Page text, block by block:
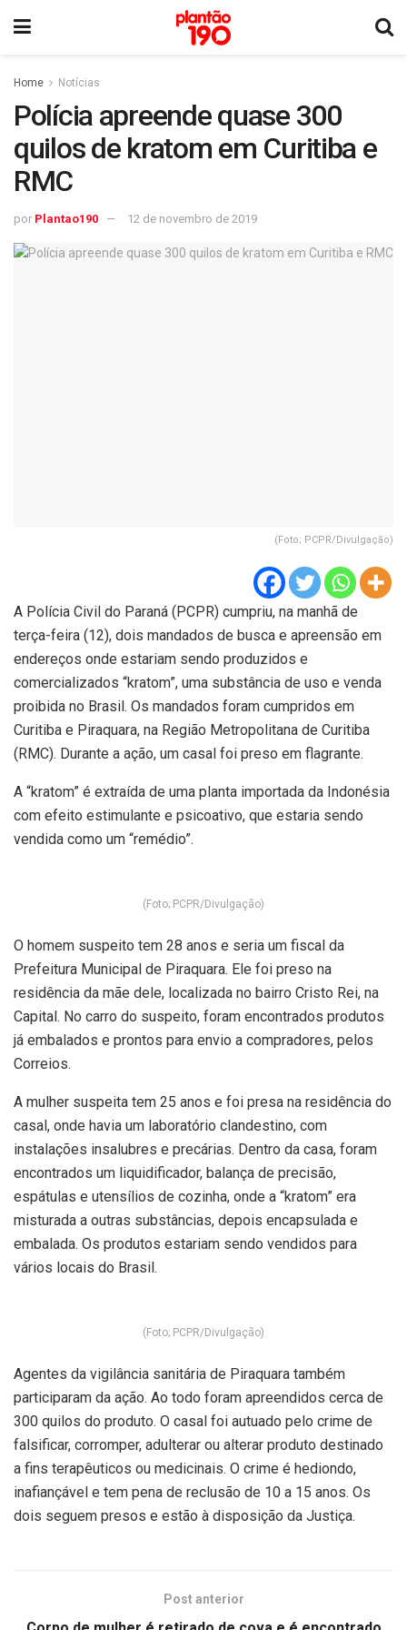
Home Notícias
Polícia apreende quase 300
quilos de kratom em Curitiba e
RMC
por Plantao190 12 de novembro de 2019
(Foto; PCPR/Divulgação)
A Polícia Civil do Paraná (PCPR) cumpriu, na manhã de
terça-feira (12), dois mandados de busca e apreensão em
endereços onde estariam sendo produzidos e
comercializados “kratom”, uma substância de uso e venda
proibida no Brasil. Os mandados foram cumpridos em
Curitiba e Piraquara, na Região Metropolitana de Curitiba
(RMC). Durante a ação, um casal foi preso em flagrante.
A “kratom” é extraída de uma planta importada da Indonésia
com efeito estimulante e psicoativo, que estaria sendo
vendida como um “remédio”.
(Foto; PCPR/Divulgação)
O homem suspeito tem 28 anos e seria um fiscal da
Prefeitura Municipal de Piraquara. Ele foi preso na
residência da mãe dele, localizada no bairro Cristo Rei, na
Capital. No carro do suspeito, foram encontrados produtos
já embalados e prontos para envio a compradores, pelos
Correios.
A mulher suspeita tem 25 anos e foi presa na residência do
casal, onde havia um laboratório clandestino, com
instalações insalubres e precárias. Dentro da casa, foram
encontrados um liquidificador, balança de precisão,
espátulas e utensílios de cozinha, onde a “kratom” era
misturada a outras substâncias, depois encapsulada e
embalada. Os produtos estariam sendo vendidos para
vários locais do Brasil.
(Foto; PCPR/Divulgação)
Agentes da vigilância sanitária de Piraquara também
participaram da ação. Ao todo foram apreendidos cerca de
300 quilos do produto. O casal foi autuado pelo crime de
falsificar, corromper, adulterar ou alterar produto destinado
a fins terapêuticos ou medicinais. O crime é hediondo,
inafiançável e tem pena de reclusão de 10 a 15 anos. Os
dois seguem presos e estão à disposição da Justiça.
Post anterior